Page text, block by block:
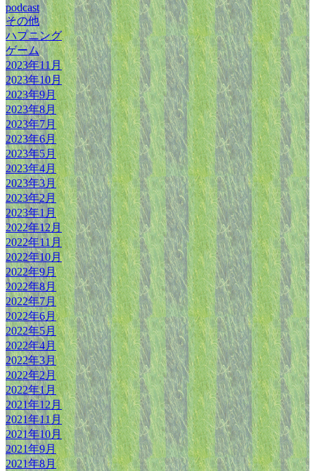
podcast
その他
ハプニング
ゲーム
2023年11月
2023年10月
2023年9月
2023年8月
2023年7月
2023年6月
2023年5月
2023年4月
2023年3月
2023年2月
2023年1月
2022年12月
2022年11月
2022年10月
2022年9月
2022年8月
2022年7月
2022年6月
2022年5月
2022年4月
2022年3月
2022年2月
2022年1月
2021年12月
2021年11月
2021年10月
2021年9月
2021年8月